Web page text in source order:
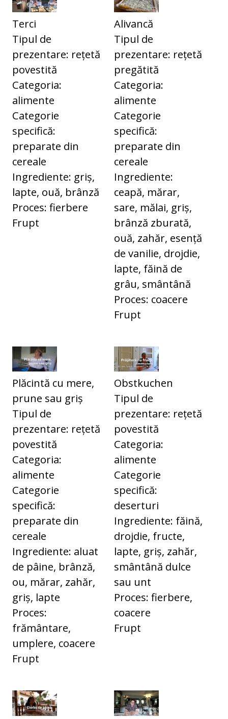
Terci
Tipul de
prezentare: rețetă
povestită
Categoria:
alimente
Categorie
specifică:
preparate din
cereale
Ingrediente: griș,
lapte, ouă, brânză
Proces: fierbere
Frupt
Alivancă
Tipul de
prezentare: rețetă
pregătită
Categoria:
alimente
Categorie
specifică:
preparate din
cereale
Ingrediente:
ceapă, mărar,
sare, mălai, griș,
brânză zburată,
ouă, zahăr, esență
de vanilie, drojdie,
lapte, făină de
grâu, smântână
Proces: coacere
Frupt
Plăcintă cu mere,
prune sau griș
Tipul de
prezentare: rețetă
povestită
Categoria:
alimente
Categorie
specifică:
preparate din
cereale
Ingrediente: aluat
de pâine, brânză,
ou, mărar, zahăr,
griș, lapte
Proces:
frământare,
umplere, coacere
Frupt
Obstkuchen
Tipul de
prezentare: rețetă
povestită
Categoria:
alimente
Categorie
specifică:
deserturi
Ingrediente: făină,
drojdie, fructe,
lapte, griș, zahăr,
smântână dulce
sau unt
Proces: fierbere,
coacere
Frupt